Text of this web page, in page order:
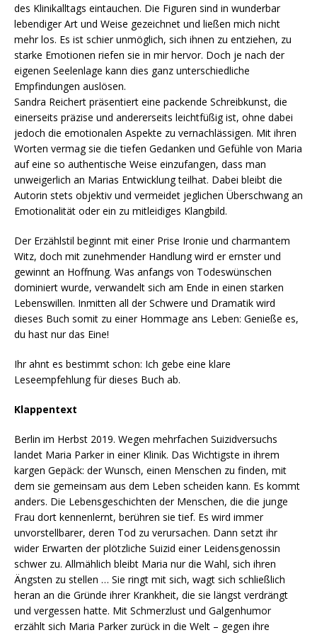
des Klinikalltags eintauchen. Die Figuren sind in wunderbar
lebendiger Art und Weise gezeichnet und ließen mich nicht
mehr los. Es ist schier unmöglich, sich ihnen zu entziehen, zu
starke Emotionen riefen sie in mir hervor. Doch je nach der
eigenen Seelenlage kann dies ganz unterschiedliche
Empfindungen auslösen.
Sandra Reichert präsentiert eine packende Schreibkunst, die
einerseits präzise und andererseits leichtfüßig ist, ohne dabei
jedoch die emotionalen Aspekte zu vernachlässigen. Mit ihren
Worten vermag sie die tiefen Gedanken und Gefühle von Maria
auf eine so authentische Weise einzufangen, dass man
unweigerlich an Marias Entwicklung teilhat. Dabei bleibt die
Autorin stets objektiv und vermeidet jeglichen Überschwang an
Emotionalität oder ein zu mitleidiges Klangbild.
Der Erzählstil beginnt mit einer Prise Ironie und charmantem
Witz, doch mit zunehmender Handlung wird er ernster und
gewinnt an Hoffnung. Was anfangs von Todeswünschen
dominiert wurde, verwandelt sich am Ende in einen starken
Lebenswillen. Inmitten all der Schwere und Dramatik wird
dieses Buch somit zu einer Hommage ans Leben: Genieße es,
du hast nur das Eine!
Ihr ahnt es bestimmt schon: Ich gebe eine klare
Leseempfehlung für dieses Buch ab.
Klappentext
Berlin im Herbst 2019. Wegen mehrfachen Suizidversuchs
landet Maria Parker in einer Klinik. Das Wichtigste in ihrem
kargen Gepäck: der Wunsch, einen Menschen zu finden, mit
dem sie gemeinsam aus dem Leben scheiden kann. Es kommt
anders. Die Lebensgeschichten der Menschen, die die junge
Frau dort kennenlernt, berühren sie tief. Es wird immer
unvorstellbarer, deren Tod zu verursachen. Dann setzt ihr
wider Erwarten der plötzliche Suizid einer Leidensgenossin
schwer zu. Allmählich bleibt Maria nur die Wahl, sich ihren
Ängsten zu stellen … Sie ringt mit sich, wagt sich schließlich
heran an die Gründe ihrer Krankheit, die sie längst verdrängt
und vergessen hatte. Mit Schmerzlust und Galgenhumor
erzählt sich Maria Parker zurück in die Welt – gegen ihre